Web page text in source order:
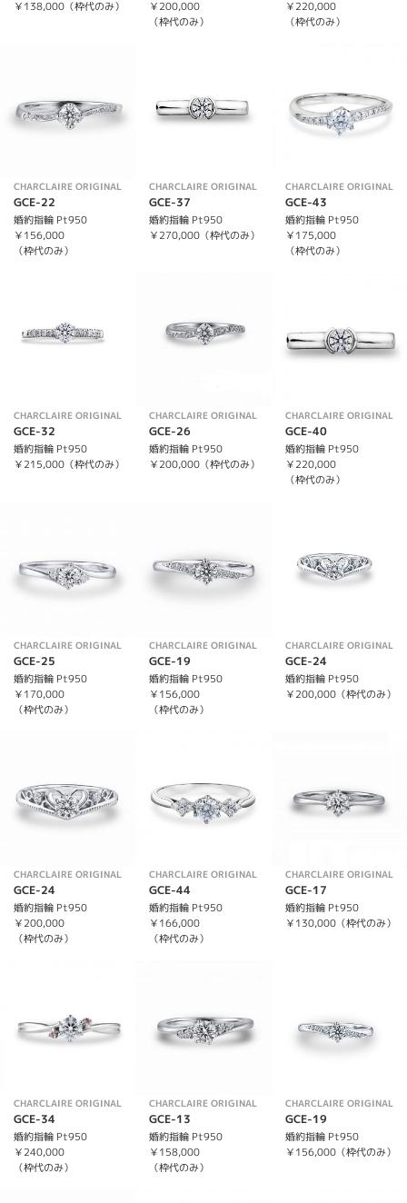
￥138,000（枠代のみ）
￥200,000
（枠代のみ）
￥220,000
（枠代のみ）
CHARCLAIRE ORIGINAL
GCE-22
婚約指輪 Pt950
￥156,000
（枠代のみ）
CHARCLAIRE ORIGINAL
GCE-37
婚約指輪 Pt950
￥270,000（枠代のみ）
CHARCLAIRE ORIGINAL
GCE-43
婚約指輪 Pt950
￥175,000
（枠代のみ）
CHARCLAIRE ORIGINAL
GCE-32
婚約指輪 Pt950
￥215,000（枠代のみ）
CHARCLAIRE ORIGINAL
GCE-26
婚約指輪 Pt950
￥200,000（枠代のみ）
CHARCLAIRE ORIGINAL
GCE-40
婚約指輪 Pt950
￥220,000
（枠代のみ）
CHARCLAIRE ORIGINAL
GCE-25
婚約指輪 Pt950
￥170,000
（枠代のみ）
CHARCLAIRE ORIGINAL
GCE-19
婚約指輪 Pt950
￥156,000
（枠代のみ）
CHARCLAIRE ORIGINAL
GCE-24
婚約指輪 Pt950
￥200,000（枠代のみ）
CHARCLAIRE ORIGINAL
GCE-24
婚約指輪 Pt950
￥200,000
（枠代のみ）
CHARCLAIRE ORIGINAL
GCE-44
婚約指輪 Pt950
￥166,000
（枠代のみ）
CHARCLAIRE ORIGINAL
GCE-17
婚約指輪 Pt950
￥130,000（枠代のみ）
CHARCLAIRE ORIGINAL
GCE-34
婚約指輪 Pt950
￥240,000
（枠代のみ）
CHARCLAIRE ORIGINAL
GCE-13
婚約指輪 Pt950
￥158,000
（枠代のみ）
CHARCLAIRE ORIGINAL
GCE-19
婚約指輪 Pt950
￥156,000（枠代のみ）